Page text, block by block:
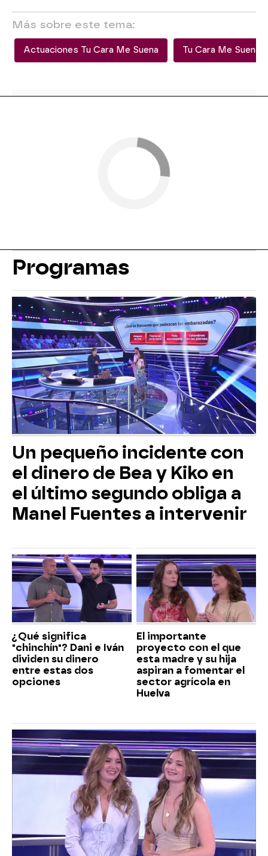
Más sobre este tema:
Actuaciones Tu Cara Me Suena Tu Cara Me Suena
Programas
Un pequeño incidente con
el dinero de Bea y Kiko en
el último segundo obliga a
Manel Fuentes a intervenir
¿Qué significa
"chinchín"? Dani e Iván
dividen su dinero
entre estas dos
opciones
El importante
proyecto con el que
esta madre y su hija
aspiran a fomentar el
sector agrícola en
Huelva